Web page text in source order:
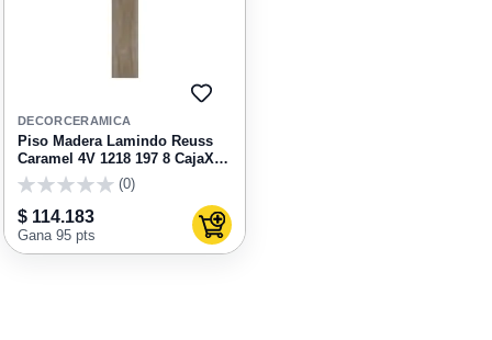
AGREGAR
FAVORITOS
DECORCERAMICA
Piso Madera Lamindo Reuss
Caramel 4V 1218 197 8 CajaX
2.3994 m2
(0)
$ 114.183
Gana 95 pts Agregar al carrito